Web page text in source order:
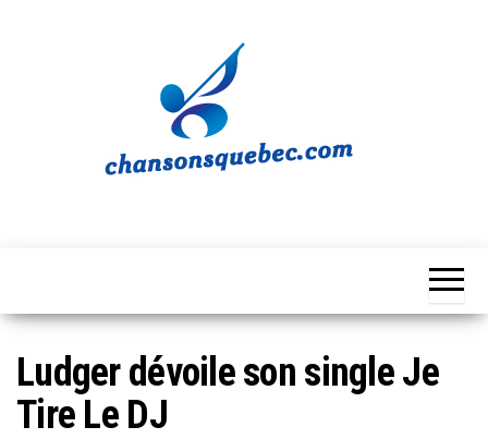
Ludger dévoile son single Je
Tire Le DJ